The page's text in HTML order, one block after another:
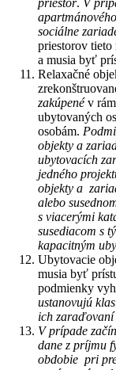
priestor. V
sociálne
priestorov
a musia byť
Relaxačné
zakúpenév
ubytovaných
osobám.
objekty a
ubytovacích
jedného
objekty a
alebo
s viacerými
susediacom s
kapacitným
Ubytovacie
musia byť
podmienky
ustanovujú
ich
V prípade
dane z príjmu
obdobie pri